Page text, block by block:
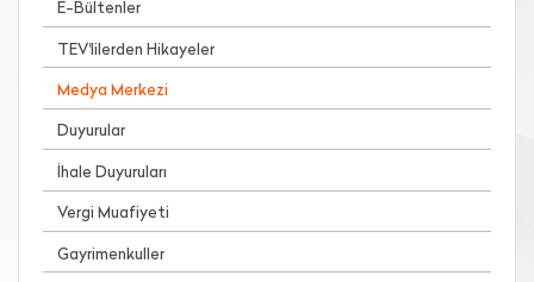
E-Bültenler
TEV'lilerden Hikayeler
Medya Merkezi
Duyurular
İhale Duyuruları
Vergi Muafiyeti
Gayrimenkuller